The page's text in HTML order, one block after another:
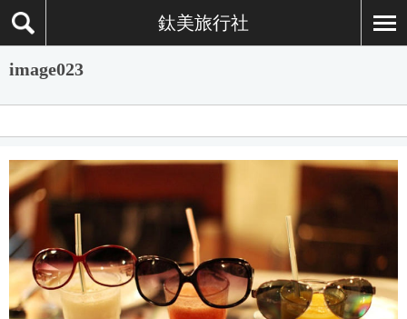
鈦美旅行社
image023